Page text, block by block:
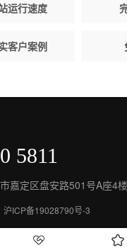
运行速度
客户案例
5811
嘉定区盘安路501号A座4
沪ICP备19028790号-3